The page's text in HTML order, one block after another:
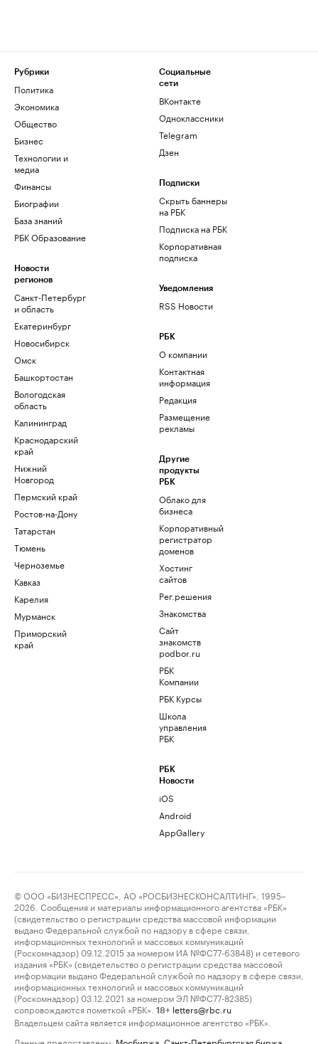
Рубрики
Политика
Экономика
Общество
Бизнес
Технологии и
медиа
Финансы
Биографии
База знаний
РБК Образование
Новости
регионов
Санкт-Петербург
и область
Екатеринбург
Новосибирск
Омск
Башкортостан
Вологодская
область
Калининград
Краснодарский
край
Нижний
Новгород
Пермский край
Ростов-на-Дону
Татарстан
Тюмень
Черноземье
Кавказ
Карелия
Мурманск
Приморский
край
Социальные
сети
ВКонтакте
Одноклассники
Telegram
Дзен
Подписки
Скрыть баннеры
на РБК
Подписка на РБК
Корпоративная
подписка
Уведомления
RSS Новости
РБК
О компании
Контактная
информация
Редакция
Размещение
рекламы
Другие
продукты
РБК
Облако для
бизнеса
Корпоративный
регистратор
доменов
Хостинг
сайтов
Рег.решения
Знакомства
Сайт
знакомств
podbor.ru
РБК
Компании
РБК Курсы
Школа
управления
РБК
РБК
Новости
iOS
Android
AppGallery
© ООО «БИЗНЕСПРЕСС», АО «РОСБИЗНЕСКОНСАЛТИНГ», 1995–
2026. Сообщения и материалы информационного агентства «РБК»
(свидетельство о регистрации средства массовой информации
выдано Федеральной службой по надзору в сфере связи,
информационных технологий и массовых коммуникаций
(Роскомнадзор) 09.12.2015 за номером ИА №ФС77-63848) и сетевого
издания «РБК» (свидетельство о регистрации средства массовой
информации выдано Федеральной службой по надзору в сфере связи,
информационных технологий и массовых коммуникаций
(Роскомнадзор) 03.12.2021 за номером ЭЛ №ФС77-82385)
сопровождаются пометкой «РБК».
18+ letters@rbc.ru
Владельцем сайта является информационное агентство «РБК».